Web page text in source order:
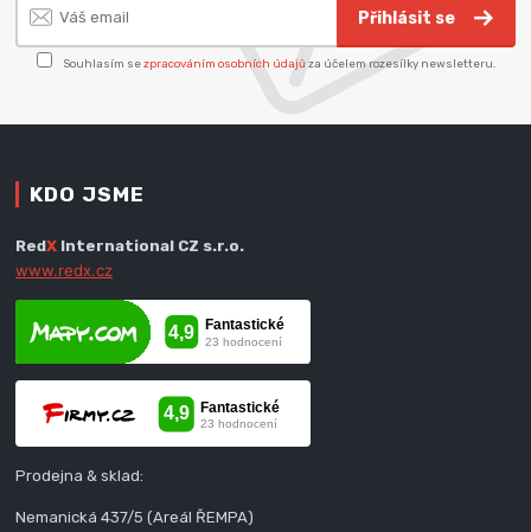
Přihlásit se
Souhlasím sezpracováním osobních údajů za účelem rozesílky newsletteru.
KDO JSME
RedX International CZ s.r.o.
www.redx.cz
Prodejna & sklad:
Nemanická 437/5 (Areál ŘEMPA)